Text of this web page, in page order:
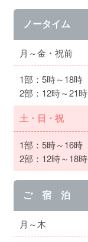
ノータイム
月～金・祝前
1部：5時～18時
2部：12時～21時
土・日・祝
1部：5時～16時
2部：12時～18時
ご 宿 泊
月～木